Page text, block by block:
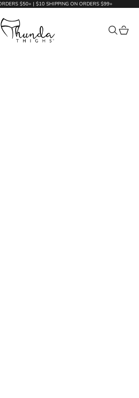
$50+ | $10 SHIPPING ON ORDERS $99+
Thunda Thighs Search
Cart